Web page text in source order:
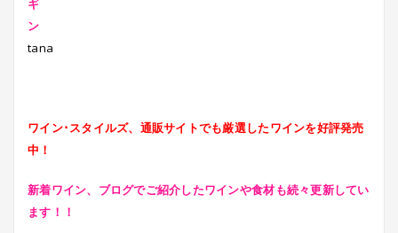
tana
ワイン･スタイルズ、通販サイトでも厳選したワインを好評発売
中！
新着ワイン、ブログでご紹介したワインや食材も続々更新してい
ます！！